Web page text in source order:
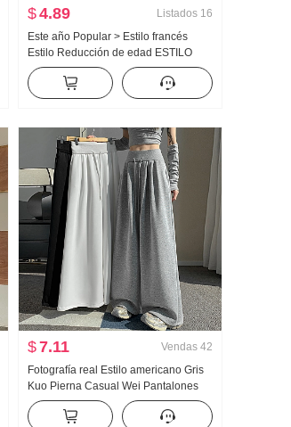
$4.89 Listados 16
Este año Popular > Estilo francés
Estilo Reducción de edad ESTILO
OCCIDENTAL Manga Larga Camisa
para mujer Único Hermoso Camisa
pequeña Avanzado Sentido Top Moda
$7.11 Vendas 42
Fotografía real Estilo americano Gris
Kuo Pierna Casual Wei Pantalones
Mujer 2026 Primavera Nuevo
Holgado Talle alto Recto Deporte